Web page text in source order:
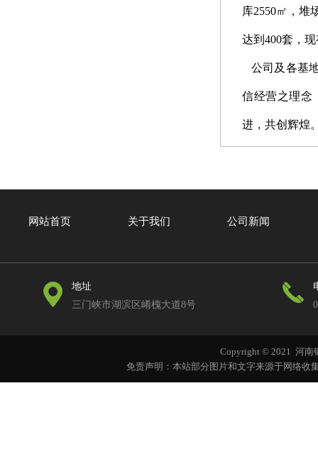
库2550㎡，堆
达到400套，
公司及各基
信经营之理念
进，共创辉煌
网站首页 关于我们 公司新闻
地址
三门峡市湖滨区崤槐大道8号
Copyright © 2021 河
免责声明：本站部分图片和文字来源于网络收